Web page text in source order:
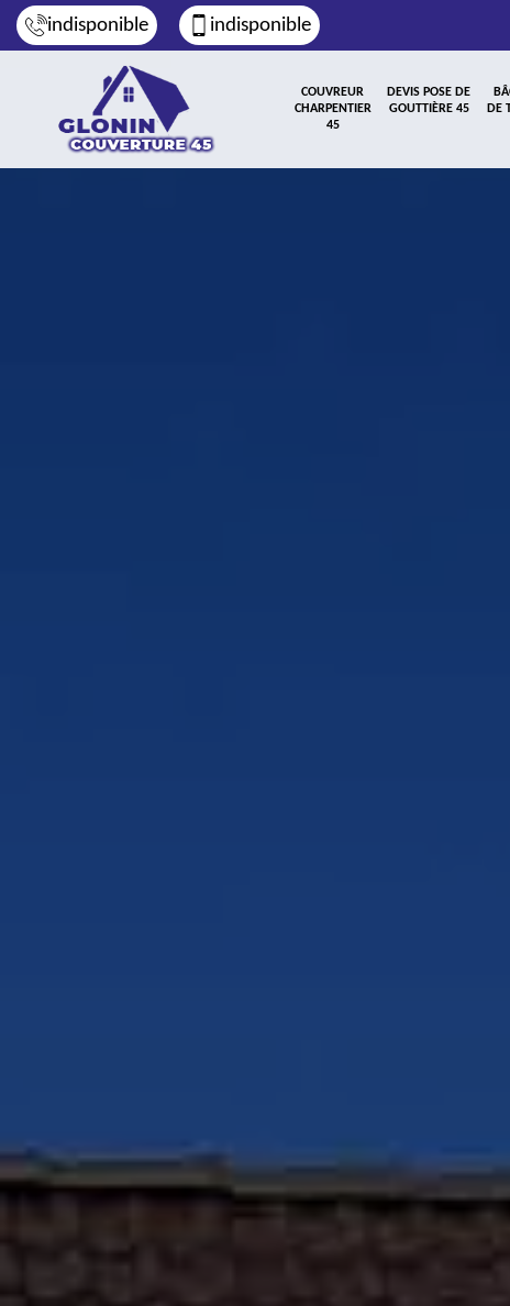
indisponible indisponible
COUVREUR
CHARPENTIER
45
DEVIS POSE DE
GOUTTIÈRE 45
DE